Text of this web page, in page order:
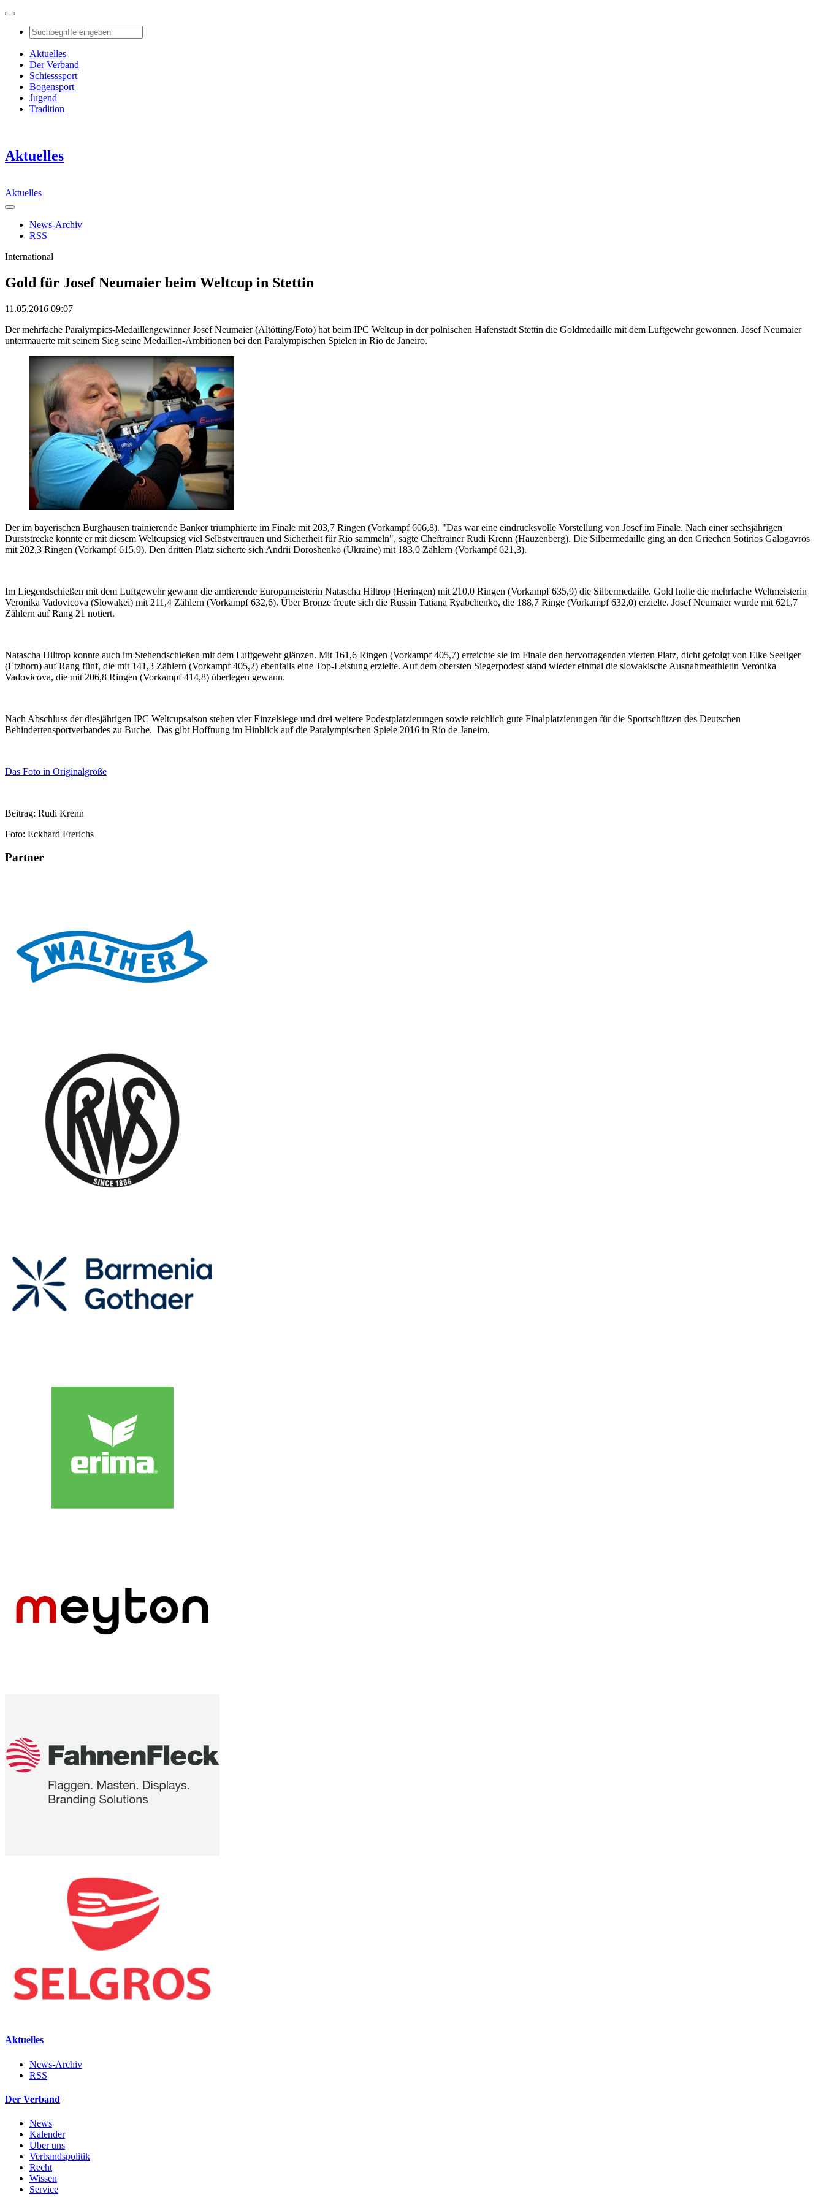
Aktuelles
Der Verband
Schiesssport
Bogensport
Jugend
Tradition
Aktuelles
Aktuelles
News-Archiv
RSS
International
Gold für Josef Neumaier beim Weltcup in Stettin
11.05.2016 09:07
Der mehrfache Paralympics-Medaillengewinner Josef Neumaier (Altötting/Foto) hat beim IPC Weltcup in der polnischen Hafenstadt Stettin die Goldmedaille mit dem Luftgewehr gewonnen. Josef Neumaier
untermauerte mit seinem Sieg seine Medaillen-Ambitionen bei den Paralympischen Spielen in Rio de Janeiro.
Der im bayerischen Burghausen trainierende Banker triumphierte im Finale mit 203,7 Ringen (Vorkampf 606,8). "Das war eine eindrucksvolle Vorstellung von Josef im Finale. Nach einer sechsjährigen
Durststrecke konnte er mit diesem Weltcupsieg viel Selbstvertrauen und Sicherheit für Rio sammeln", sagte Cheftrainer Rudi Krenn (Hauzenberg). Die Silbermedaille ging an den Griechen Sotirios Galogavros
mit 202,3 Ringen (Vorkampf 615,9). Den dritten Platz sicherte sich Andrii Doroshenko (Ukraine) mit 183,0 Zählern (Vorkampf 621,3).
Im Liegendschießen mit dem Luftgewehr gewann die amtierende Europameisterin Natascha Hiltrop (Heringen) mit 210,0 Ringen (Vorkampf 635,9) die Silbermedaille. Gold holte die mehrfache Weltmeisterin
Veronika Vadovicova (Slowakei) mit 211,4 Zählern (Vorkampf 632,6). Über Bronze freute sich die Russin Tatiana Ryabchenko, die 188,7 Ringe (Vorkampf 632,0) erzielte. Josef Neumaier wurde mit 621,7
Zählern auf Rang 21 notiert.
Natascha Hiltrop konnte auch im Stehendschießen mit dem Luftgewehr glänzen. Mit 161,6 Ringen (Vorkampf 405,7) erreichte sie im Finale den hervorragenden vierten Platz, dicht gefolgt von Elke Seeliger
(Etzhorn) auf Rang fünf, die mit 141,3 Zählern (Vorkampf 405,2) ebenfalls eine Top-Leistung erzielte. Auf dem obersten Siegerpodest stand wieder einmal die slowakische Ausnahmeathletin Veronika
Vadovicova, die mit 206,8 Ringen (Vorkampf 414,8) überlegen gewann.
Nach Abschluss der diesjährigen IPC Weltcupsaison stehen vier Einzelsiege und drei weitere Podestplatzierungen sowie reichlich gute Finalplatzierungen für die Sportschützen des Deutschen
Behindertensportverbandes zu Buche. Das gibt Hoffnung im Hinblick auf die Paralympischen Spiele 2016 in Rio de Janeiro.
Das Foto in Originalgröße
Beitrag: Rudi Krenn
Foto: Eckhard Frerichs
Partner
Aktuelles
News-Archiv
RSS
Der Verband
News
Kalender
Über uns
Verbandspolitik
Recht
Wissen
Service